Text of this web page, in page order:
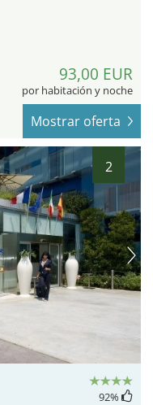
93,00 EUR
por habitación y noche
Mostrar oferta
2
92%